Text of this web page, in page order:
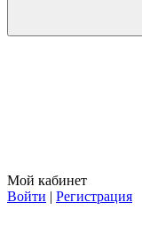
Мой кабинет
Войти | Регистрация